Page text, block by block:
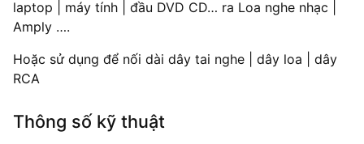
laptop | máy tính | đầu DVD CD… ra Loa nghe nhạc |
Amply ….
Hoặc sử dụng để nối dài dây tai nghe | dây loa | dây
RCA
Thông số kỹ thuật